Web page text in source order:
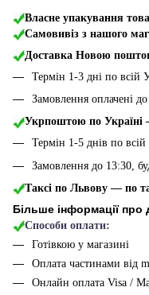
Власне упакування
Самовивіз з нашого
Доставка Новою
Термін 1-3 дні по всій
Замовлення оплачені
Укрпоштою по Україні
Термін 1-5 днів по всій
Замовлення до 13:30,
Таксі по Львову — по
Більше інформації про
Способи оплати:
Готівкою у магазині
Оплата частинами від
Онлайн оплата Visa /